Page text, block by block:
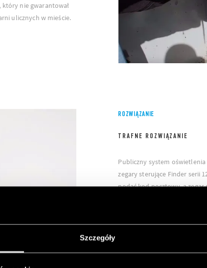
Szczegóły
nie gwarantował
ulicznych w mieście.
ROZWIĄZANIE
TRAFNE ROZWIĄZANIE
Publiczny system oświetlenia
zegary sterujące Finder serii
podać kod pocztowy, a zegar
programowane przy użyciu
technologii NFC (dostępnej